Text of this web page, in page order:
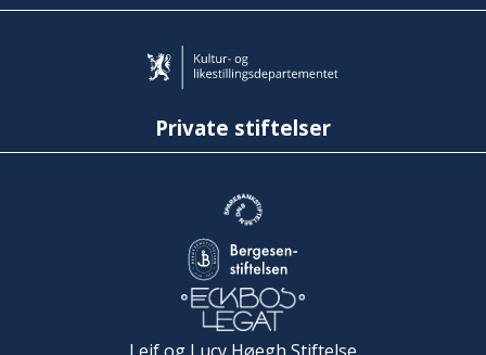
Private stiftelser